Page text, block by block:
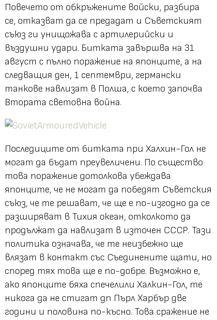
Повечето от обкръжените войски, разбира
се, отказват да се предадат и Съветският
съюз ги унищожава с артилерийски и
въздушни удари. Битката завършва на 31
август с пълно поражение на японците, а на
следващия ден, 1 септември, германски
танкове навлизат в Полша, с което започва
Втората световна война.
Последиците от битката при Халхин-Гол не
могат да бъдат преувеличени. По същество
това поражение дотолкова убеждава
японците, че не могат да победят Съветския
съюз, че те решават, че ще е по-изгодно да се
разширяват в Тихия океан, отколкото да
продължат да навлизат в източен СССР. Тази
политика означава, че те неизбежно ще
влязат в контакт със Съединените щати, но
според тях това ще е по-добре. Възможно е,
ако японците бяха спечелили Халкин-Гол, те
никога да не стигат дп Пърл Харбър две
години и половина по-късно. Това сражение не